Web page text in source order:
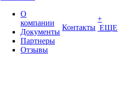
О
компании
Документы
Партнеры
Отзывы
Контакты
+
ЕЩЕ